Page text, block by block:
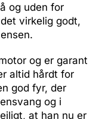
og uden for
virkelig godt,
og er garant
altid hårdt for
god fyr, der
og i
at han nu er